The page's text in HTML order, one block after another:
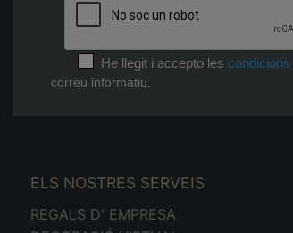
He llegit i accepto les condicions
correu informatiu.
ELS NOSTRES SERVEIS
REGALS D' EMPRESA